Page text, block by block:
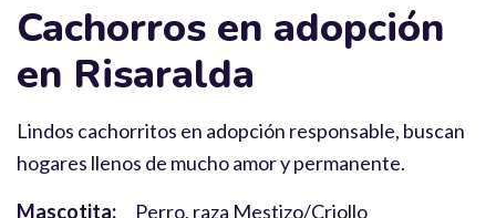
Cachorros en adopción
en Risaralda
Lindos cachorritos en adopción responsable, buscan
hogares llenos de mucho amor y permanente.
Mascotita:
Perro, raza Mestizo/Criollo